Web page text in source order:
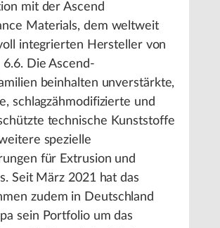
mit der Ascend
Materials, dem weltweit
integrierten Hersteller von
6.6. Die Ascend-
beinhalten unverstärkte,
schlagzähmodifizierte und
technische Kunststoffe
spezielle
für Extrusion und
Seit März 2021 hat das
zudem in Deutschland
sein Portfolio um das